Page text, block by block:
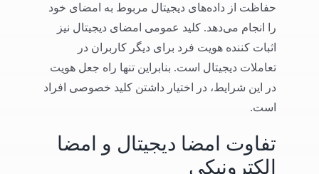
حفاظت از داده‌های دیجیتال مربوط به امضای خود
را انجام می‌دهد. کلید عمومی امضای دیجیتال نیز
اثبات کننده هویت فرد برای دیگر کاربران در
تعاملات دیجیتال است. بنابراین تنها راه جعل هویت
در این شرایط، در اختیار داشتن کلید خصوصی افراد
است.
تفاوت امضا دیجیتال و امضا
الکترونیکی